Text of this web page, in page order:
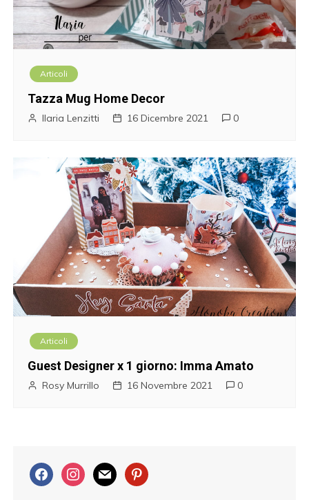
Articoli
Tazza Mug Home Decor
Ilaria Lenzitti 16 Dicembre 2021 0
Articoli
Guest Designer x 1 giorno: Imma Amato
Rosy Murrillo 16 Novembre 2021 0
f
a
i
n
m
a
p